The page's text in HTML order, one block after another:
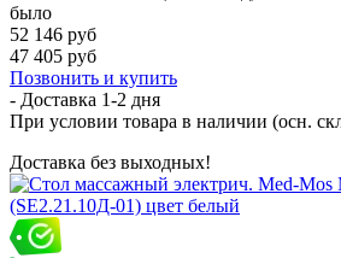
было
52 146 руб
47 405 руб
Позвонить и купить
- Доставка 1-2 дня
При условии товара в наличии (осн.
Доставка без выходных!